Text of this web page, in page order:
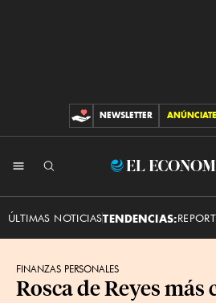
CONTRIBUCIONES
NEWSLETTER ANÚNCIATE
El
ÚLTIMAS NOTICIASTENDENCIAS:
FINANZAS PERSONALES
Rosca de Reyes más